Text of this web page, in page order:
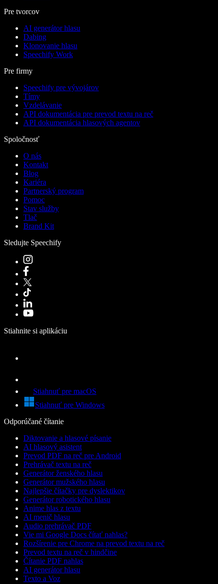
Pre tvorcov
AI generátor hlasu
Dabing
Klonovanie hlasu
Speechify Work
Pre firmy
Speechify pre vývojárov
Tímy
Vzdelávanie
API dokumentácia pre prevod textu na reč
API dokumentácia hlasových agentov
Spoločnosť
O nás
Kontakt
Blog
Kariéra
Partnerský program
Pomoc
Stav služby
Tlač
Brand Kit
Sledujte Speechify
Stiahnite si aplikáciu
Stiahnuť pre macOS
Stiahnuť pre Windows
Odporúčané čítanie
Diktovanie a hlasové písanie
AI hlasový asistent
Prevod PDF na reč pre Android
Prehrávač textu na reč
Generátor ženského hlasu
Generátor mužského hlasu
Najlepšie čítačky pre dyslektikov
Generátor robotického hlasu
Anime hlas z textu
AI menič hlasu
Audio prehrávač PDF
Vie mi Google Docs čítať nahlas?
Rozšírenie pre Chrome na prevod textu na reč
Prevod textu na reč v hindčine
Čítanie PDF nahlas
AI generátor hlasu
Texto a Voz